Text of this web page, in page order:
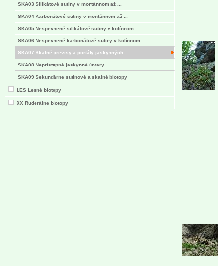
SKA03 Silikátové sutiny v montánnom až ...
SKA04 Karbonátové sutiny v montánnom až ...
SKA05 Nespevnené silikátové sutiny v kolínnom ...
SKA06 Nespevnené karbonátové sutiny v kolínnom ...
SKA07 Skalné previsy a portály jaskynných ...
SKA08 Neprístupné jaskynné útvary
SKA09 Sekundárne sutinové a skalné biotopy
LES Lesné biotopy
XX Ruderálne biotopy